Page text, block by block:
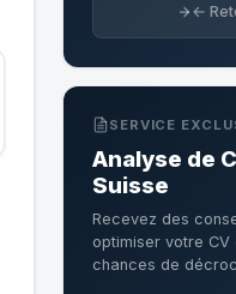
←
SERVICE
Analyse de
Suisse
Recevez des
optimiser votre CV
chances de